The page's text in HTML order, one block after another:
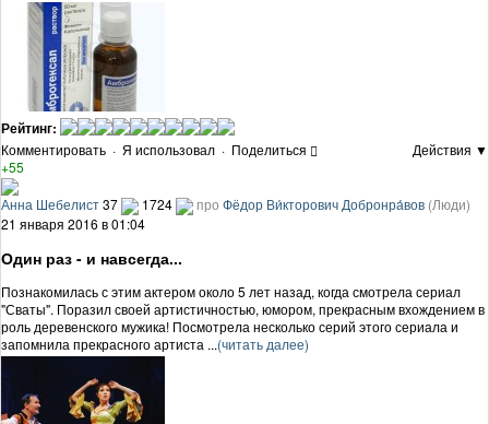
Рейтинг:
Комментировать · Я использовал · Поделиться
Действия ▼
+55
Анна Шебелист37 1724 про Фёдор Ви́кторович Добронра́вов (Люди)
21 января 2016 в 01:04
Один раз - и навсегда...
Познакомилась с этим актером около 5 лет назад, когда смотрела сериал
"Сваты". Поразил своей артистичностью, юмором, прекрасным вхождением в
роль деревенского мужика! Посмотрела несколько серий этого сериала и
запомнила прекрасного артиста ...(читать далее)